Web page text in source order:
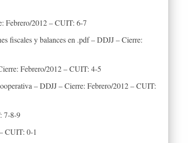
Febrero/2012 – CUIT: 6-7
fiscales y balances en .pdf – DDJJ – Cierre:
Febrero/2012 – CUIT: 4-5
– DDJJ – Cierre: Febrero/2012 – CUIT:
7-8-9
CUIT: 0-1